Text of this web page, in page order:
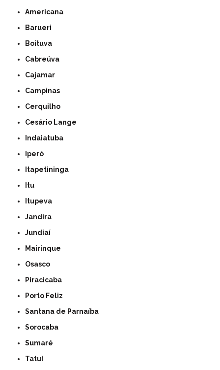
Americana
Barueri
Boituva
Cabreúva
Cajamar
Campinas
Cerquilho
Cesário Lange
Indaiatuba
Iperó
Itapetininga
Itu
Itupeva
Jandira
Jundiaí
Mairinque
Osasco
Piracicaba
Porto Feliz
Santana de Parnaíba
Sorocaba
Sumaré
Tatuí